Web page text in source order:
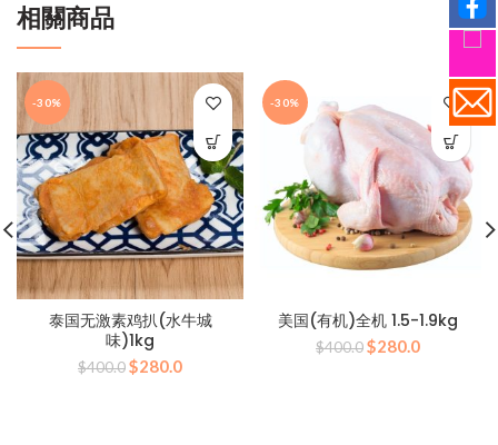
相關商品
-30%
泰国无激素鸡扒(水牛城
味)1kg
$400.0原
$280.0目
-30%
美国(有机)全机 1.5-1.9kg
$400.0原
$280.0目